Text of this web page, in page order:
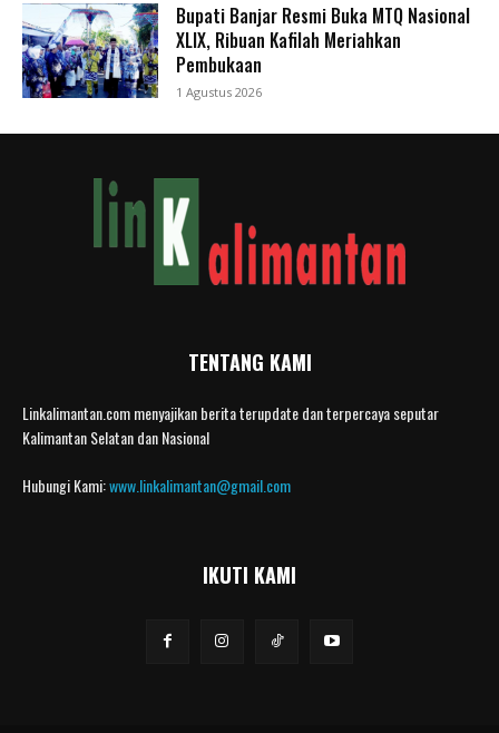
Bupati Banjar Resmi Buka MTQ Nasional
XLIX, Ribuan Kafilah Meriahkan
Pembukaan
1 Agustus 2026
TENTANG KAMI
Linkalimantan.com menyajikan berita terupdate dan terpercaya seputar
Kalimantan Selatan dan Nasional
Hubungi Kami:www.linkalimantan@gmail.com
IKUTI KAMI